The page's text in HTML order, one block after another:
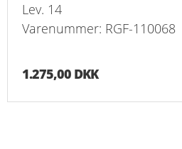
Lev. 14
Varenummer: RGF-110068
1.275,00 DKK